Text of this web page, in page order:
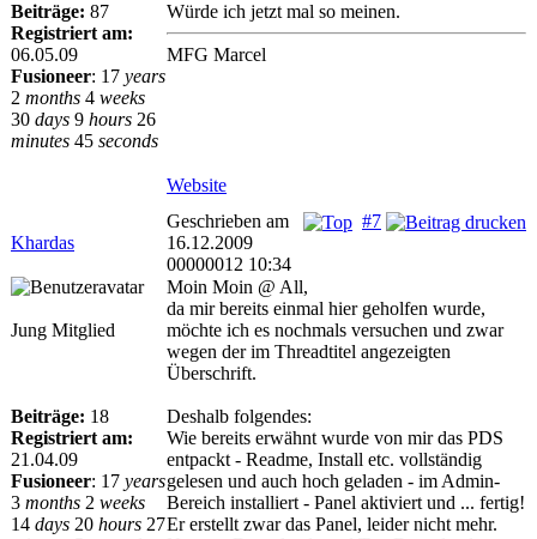
Beiträge: 87
Registriert am:
06.05.09
Fusioneer: 17 years
2 months 4 weeks
30 days 9 hours 26
minutes 45 seconds
Würde ich jetzt mal so meinen.
MFG Marcel
Website
Khardas
#7
Geschrieben am
16.12.2009
00000012 10:34
Jung Mitglied
Beiträge: 18
Registriert am:
21.04.09
Fusioneer: 17 years
3 months 2 weeks
14 days 20 hours 27
Moin Moin @ All,
da mir bereits einmal hier geholfen wurde,
möchte ich es nochmals versuchen und zwar
wegen der im Threadtitel angezeigten
Überschrift.
Deshalb folgendes:
Wie bereits erwähnt wurde von mir das PDS
entpackt - Readme, Install etc. vollständig
gelesen und auch hoch geladen - im Admin-
Bereich installiert - Panel aktiviert und ... fertig!
Er erstellt zwar das Panel, leider nicht mehr.